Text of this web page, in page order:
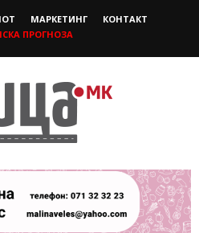
МАРКЕТИНГ
КОНТАКТ
ПРОГНОЗА